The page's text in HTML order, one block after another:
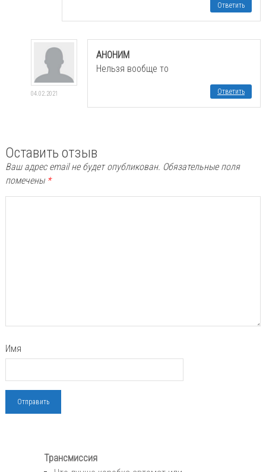
Ответить
04.02.2021
АНОНИМ
Нельзя вообще то
Ответить
Оставить отзыв
Ваш адрес email не будет опубликован. Обязательные поля
помечены *
Имя
Трансмиссия